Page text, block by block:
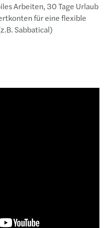
Arbeiten, 30 Tage Urlaub
für eine flexible
Sabbatical)